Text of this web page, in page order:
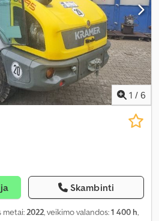
1 / 6
Skambinti
metai:2022, veikimo valandos:1 400 h,